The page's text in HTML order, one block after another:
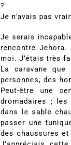
?
Je n’avais pas
Je serais
rencontre Jehora.
moi. J’étais très
La caravane
personnes, des
Peut-être une
dromadaires ;
dans le sable
passer une
des chaussures